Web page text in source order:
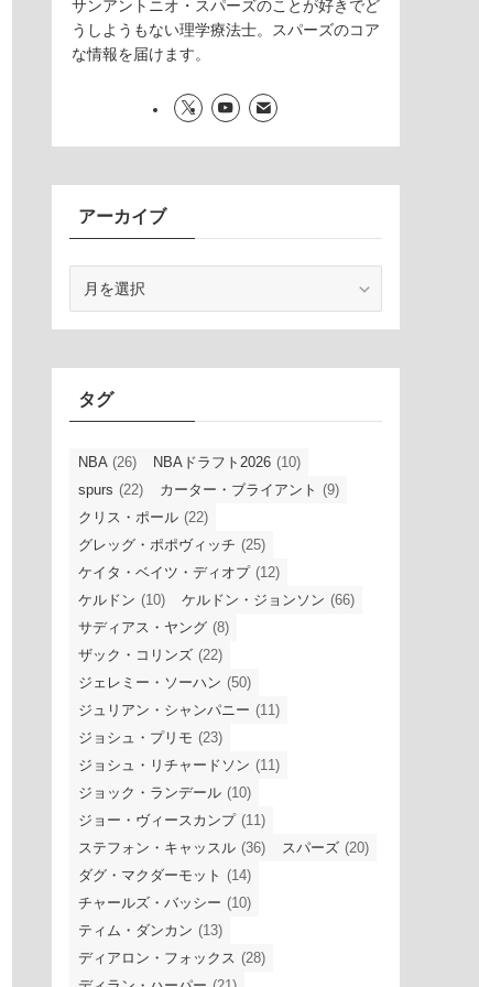
サンアントニオ・スパーズのことが好きでど
うしようもない理学療法士。スパーズのコア
な情報を届けます。
アーカイブ
ブ
タグ
NBA (26) NBAドラフト2026 (10)
spurs (22) カーター・ブライアント (9)
クリス・ポール (22)
グレッグ・ポポヴィッチ (25)
ケイタ・ベイツ・ディオプ (12)
ケルドン (10) ケルドン・ジョンソン (66)
サディアス・ヤング (8)
ザック・コリンズ (22)
ジェレミー・ソーハン (50)
ジュリアン・シャンパニー (11)
ジョシュ・プリモ (23)
ジョシュ・リチャードソン (11)
ジョック・ランデール (10)
ジョー・ヴィースカンプ (11)
ステフォン・キャッスル (36) スパーズ (20)
ダグ・マクダーモット (14)
チャールズ・バッシー (10)
ティム・ダンカン (13)
ディアロン・フォックス (28)